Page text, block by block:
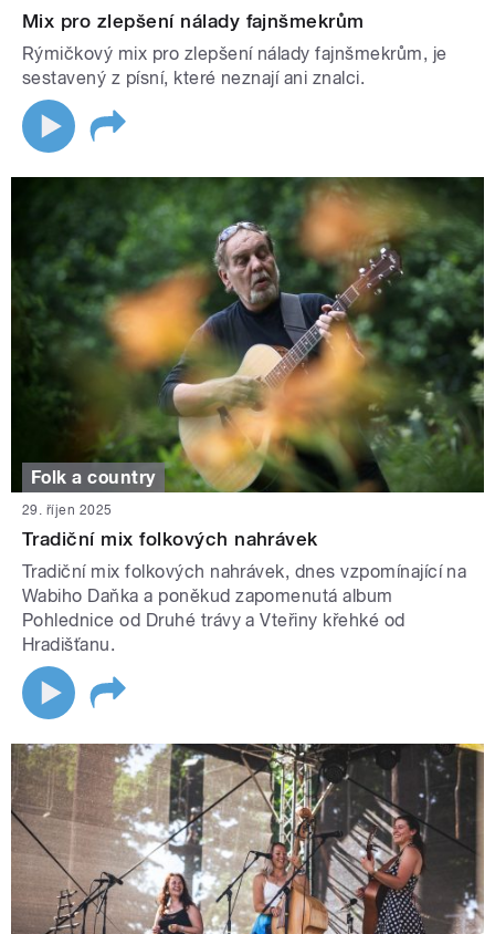
Mix pro zlepšení nálady fajnšmekrům
Rýmičkový mix pro zlepšení nálady fajnšmekrům, je
sestavený z písní, které neznají ani znalci.
Folk a country
29. říjen 2025
Tradiční mix folkových nahrávek
Tradiční mix folkových nahrávek, dnes vzpomínající na
Wabiho Daňka a poněkud zapomenutá album
Pohlednice od Druhé trávy a Vteřiny křehké od
Hradišťanu.